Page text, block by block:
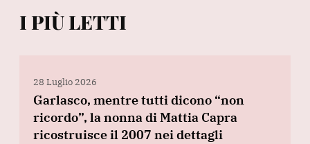
I PIÙ LETTI
28 Luglio 2026
Garlasco, mentre tutti dicono “non
ricordo”, la nonna di Mattia Capra
ricostruisce il 2007 nei dettagli